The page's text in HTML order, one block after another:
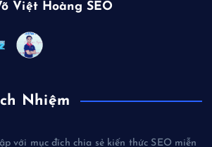
Việt Hoàng SEO
Nhiệm
với mục đích chia sẻ kiến thức SEO miễn